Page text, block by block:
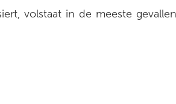
volstaat in de meeste